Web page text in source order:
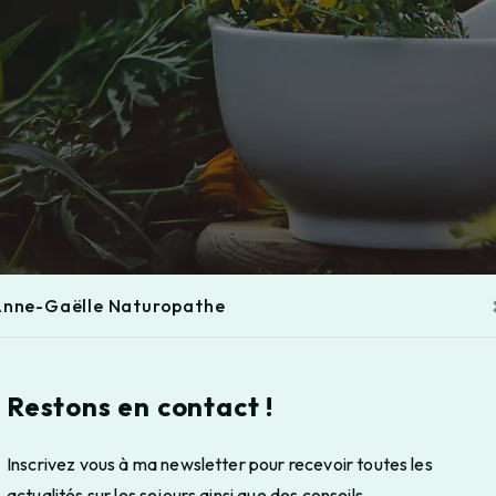
Gaëlle Naturopathe
Restons en contact !
Inscrivez vous à ma newsletter pour recevoir toutes les